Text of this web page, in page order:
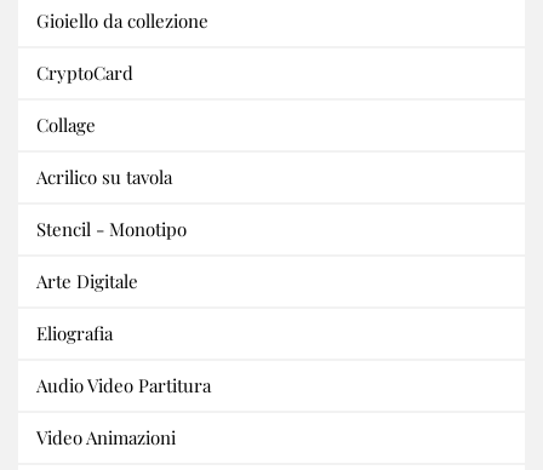
Gioiello da collezione
CryptoCard
Collage
Acrilico su tavola
Stencil - Monotipo
Arte Digitale
Eliografia
Audio Video Partitura
Video Animazioni